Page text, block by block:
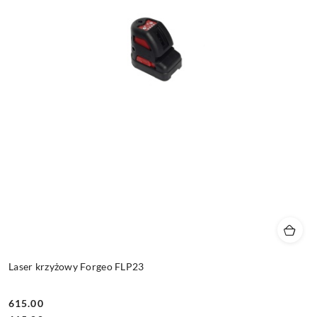
Laser krzyżowy Forgeo FLP23
615.00